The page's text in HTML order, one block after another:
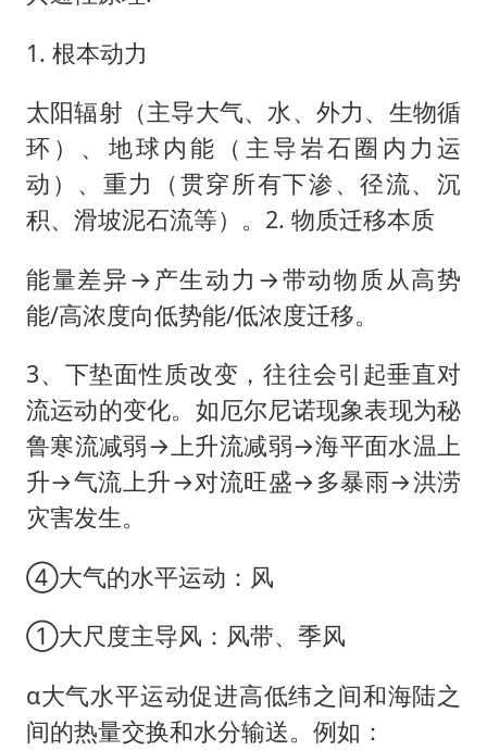
1. 根本动力
太阳辐射（主导大气、水、外力、生物循
环）、地球内能（主导岩石圈内力运
动）、重力（贯穿所有下渗、径流、沉
积、滑坡泥石流等）。2. 物质迁移本质
能量差异→产生动力→带动物质从高势
能/高浓度向低势能/低浓度迁移。
3、下垫面性质改变，往往会引起垂直对
流运动的变化。如厄尔尼诺现象表现为秘
鲁寒流减弱→上升流减弱→海平面水温上
升→气流上升→对流旺盛→多暴雨→洪涝
灾害发生。
④大气的水平运动：风
①大尺度主导风：风带、季风
α大气水平运动促进高低纬之间和海陆之
间的热量交换和水分输送。例如：